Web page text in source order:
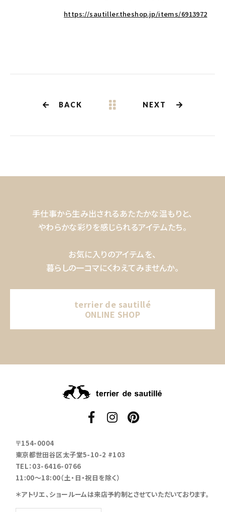
https://sautiller.theshop.jp/items/6913972
BACK NEXT
手仕事から生み出されるあたたかな温もりと、
やわらかな彩りを感じられるアイテムたち。
お気に入りのアイテムを、
暮らしの一コマにくわえてみませんか。
terrier de sautillé
ONLINE SHOP
〒154-0004
東京都世田谷区太子堂5-10-2 #103
TEL：03-6416-0766
11:00～18:00（土・日・祝日を除く）
＊アトリエ、ショールームは来店予約制とさせていただいております。